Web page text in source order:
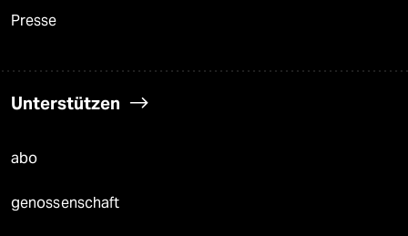
Presse
Unterstützen
abo
genossenschaft